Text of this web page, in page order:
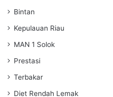
Bintan
Kepulauan Riau
MAN 1 Solok
Prestasi
Terbakar
Diet Rendah Lemak